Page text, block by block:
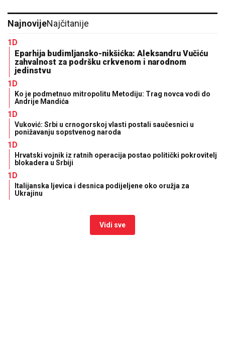
NajnovijeNajčitanije
1D
Eparhija budimljansko-nikšićka: Aleksandru Vučiću
zahvalnost za podršku crkvenom i narodnom
jedinstvu
1D
Ko je podmetnuo mitropolitu Metodiju: Trag novca vodi do
Andrije Mandića
1D
Vuković: Srbi u crnogorskoj vlasti postali saučesnici u
ponižavanju sopstvenog naroda
1D
Hrvatski vojnik iz ratnih operacija postao politički pokrovitelj
blokadera u Srbiji
1D
Italijanska ljevica i desnica podijeljene oko oružja za
Ukrajinu
Vidi sve